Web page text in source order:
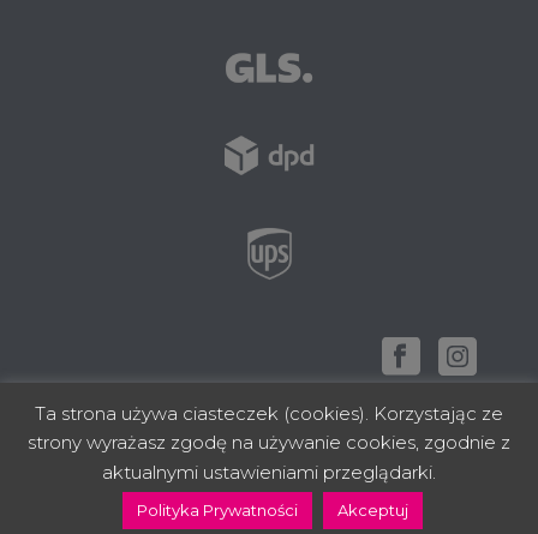
zbudowano z ❤ w Rzeszowie
Ta strona używa ciasteczek (cookies). Korzystając ze
strony wyrażasz zgodę na używanie cookies, zgodnie z
aktualnymi ustawieniami przeglądarki.
Polityka Prywatności Akceptuj